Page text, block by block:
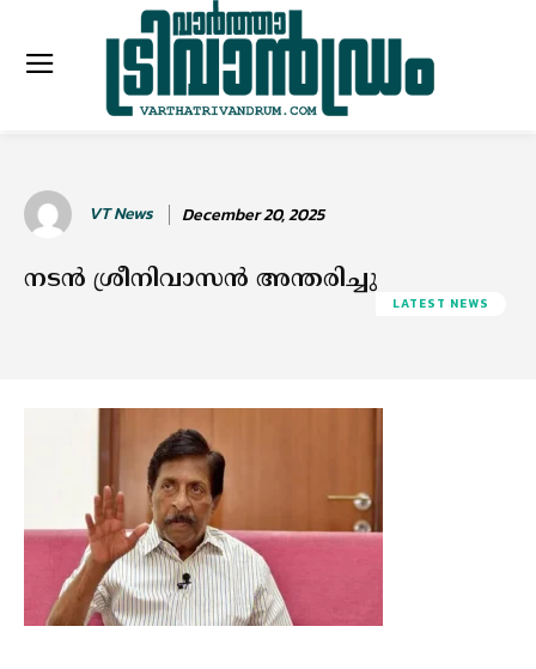
VT News December 20, 2025
നടൻ ശ്രീനിവാസൻ അന്തരിച്ചു
LATEST NEWS